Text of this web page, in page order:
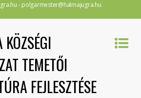
- polgarmester@halmajugra.hu
TEMETŐI
FEJLESZTÉSE